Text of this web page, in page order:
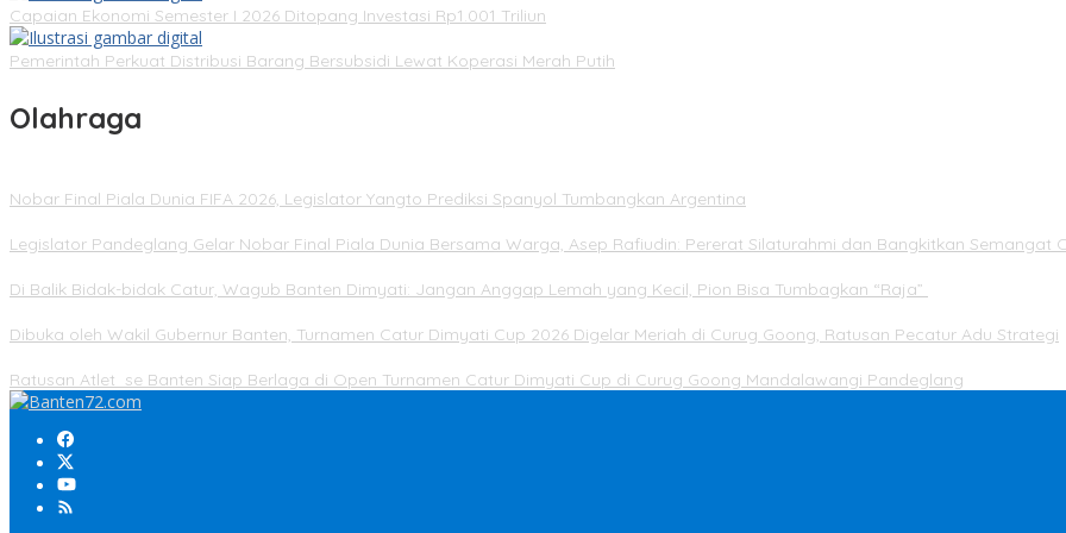
Capaian Ekonomi Semester I 2026 Ditopang Investasi Rp1.001 Triliun
Pemerintah Perkuat Distribusi Barang Bersubsidi Lewat Koperasi Merah Putih
Olahraga
Nobar Final Piala Dunia FIFA 2026, Legislator Yangto Prediksi Spanyol Tumbangkan Argentina
Legislator Pandeglang Gelar Nobar Final Piala Dunia Bersama Warga, Asep Rafiudin: Pererat Silaturahmi dan Bangkitkan Semangat
Di Balik Bidak-bidak Catur, Wagub Banten Dimyati: Jangan Anggap Lemah yang Kecil, Pion Bisa Tumbagkan “Raja”
Dibuka oleh Wakil Gubernur Banten, Turnamen Catur Dimyati Cup 2026 Digelar Meriah di Curug Goong, Ratusan Pecatur Adu Strategi
Ratusan Atlet se Banten Siap Berlaga di Open Turnamen Catur Dimyati Cup di Curug Goong Mandalawangi Pandeglang